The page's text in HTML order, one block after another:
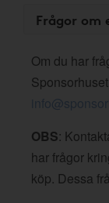
Frågor om
Om du har
OBS:
har frågor
köp. Dessa